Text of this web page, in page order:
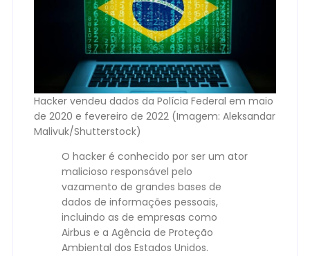
Hacker vendeu dados da Polícia Federal em maio
de 2020 e fevereiro de 2022 (Imagem: Aleksandar
Malivuk/Shutterstock)
O hacker é conhecido por ser um ator
malicioso responsável pelo
vazamento de grandes bases de
dados de informações pessoais,
incluindo as de empresas como
Airbus e a Agência de Proteção
Ambiental dos Estados Unidos.